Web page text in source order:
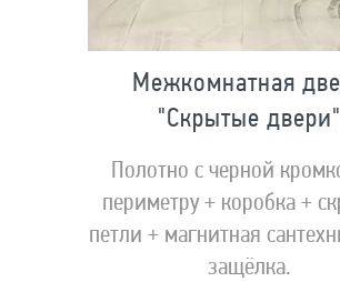
Межкомнатная
"Скрытые двери"
Полотно с черной
периметру + коробка +
петли + магнитная
защёлка.